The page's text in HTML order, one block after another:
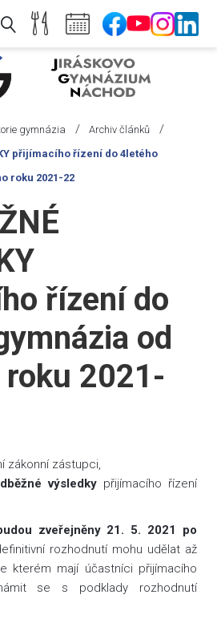
gymnázia / Archiv článků /
přijímacího řízení do 4letého
roku 2021-22
řízení do
od
2021-
zákonní zástupci,
výsledky přijímacího řízení
zveřejněny 21. 5. 2021 po
rozhodnutí mohu udělat až
kterém mají účastníci přijímacího
se s podklady rozhodnutí